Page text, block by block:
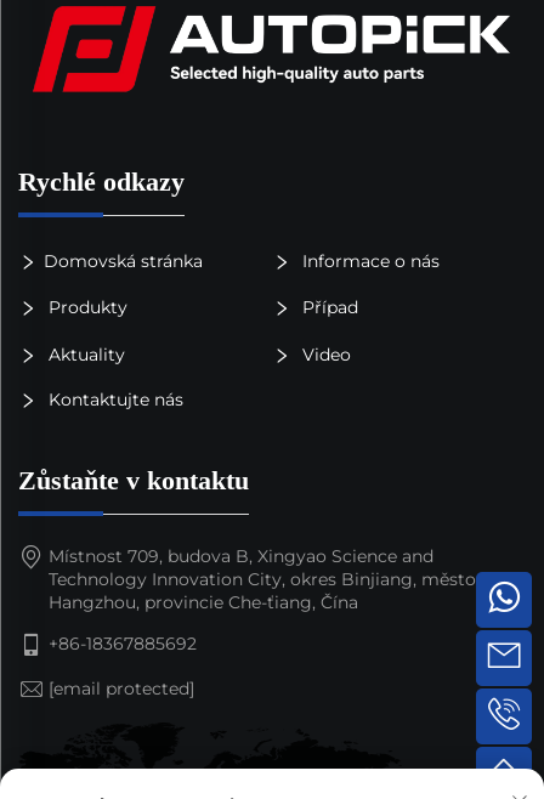
Rychlé odkazy
Domovská stránka Informace o nás
Produkty Případ
Aktuality Video
Kontaktujte nás
Zůstaňte v kontaktu
Místnost 709, budova B, Xingyao Science and
Technology Innovation City, okres Binjiang, město
Hangzhou, provincie Che-ťiang, Čína
+86-18367885692
[email protected]